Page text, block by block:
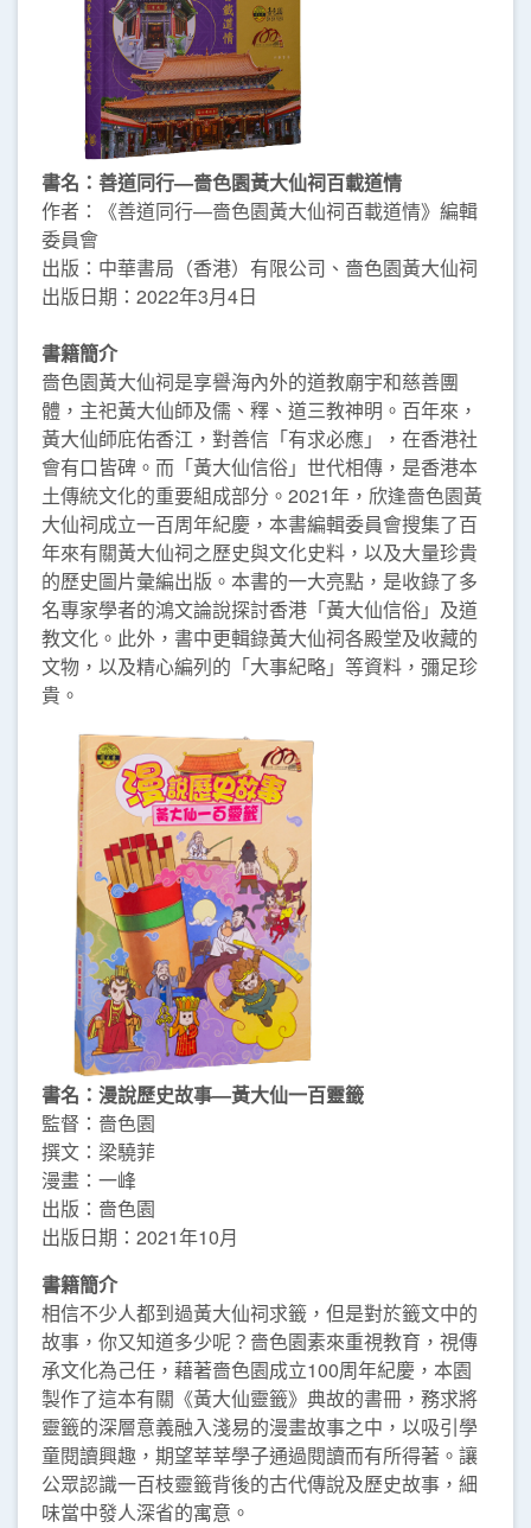
書名：善道同行—嗇色園黃大仙祠百載道情
作者：《善道同行—嗇色園黃大仙祠百載道情》編輯
委員會
出版：中華書局（香港）有限公司、嗇色園黃大仙祠
出版日期：2022年3月4日
書籍簡介
嗇色園黃大仙祠是享譽海內外的道教廟宇和慈善團
體，主祀黃大仙師及儒、釋、道三教神明。百年來，
黃大仙師庇佑香江，對善信「有求必應」，在香港社
會有口皆碑。而「黃大仙信俗」世代相傳，是香港本
土傳統文化的重要組成部分。2021年，欣逢嗇色園黃
大仙祠成立一百周年紀慶，本書編輯委員會搜集了百
年來有關黃大仙祠之歷史與文化史料，以及大量珍貴
的歷史圖片彙編出版。本書的一大亮點，是收錄了多
名專家學者的鴻文論說探討香港「黃大仙信俗」及道
教文化。此外，書中更輯錄黃大仙祠各殿堂及收藏的
文物，以及精心編列的「大事紀略」等資料，彌足珍
貴。
書名：漫說歷史故事—黃大仙一百靈籤
監督：嗇色園
撰文：梁驍菲
漫畫：一峰
出版：嗇色園
出版日期：2021年10月
書籍簡介
相信不少人都到過黃大仙祠求籤，但是對於籤文中的
故事，你又知道多少呢？嗇色園素來重視教育，視傳
承文化為己任，藉著嗇色園成立100周年紀慶，本園
製作了這本有關《黃大仙靈籤》典故的書冊，務求將
靈籤的深層意義融入淺易的漫畫故事之中，以吸引學
童閱讀興趣，期望莘莘學子通過閱讀而有所得著。讓
公眾認識一百枝靈籤背後的古代傳說及歷史故事，細
味當中發人深省的寓意。